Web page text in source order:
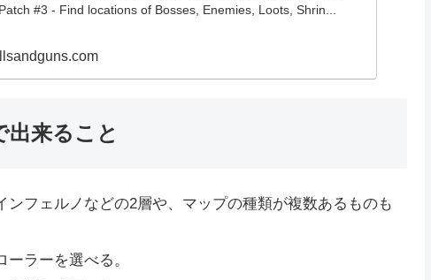
Patch #3 - Find locations of Bosses, Enemies, Loots, Shrin...
来ること
ンフェルノなどの2層や、マップの種類が複数あるものも
ラーを選べる。